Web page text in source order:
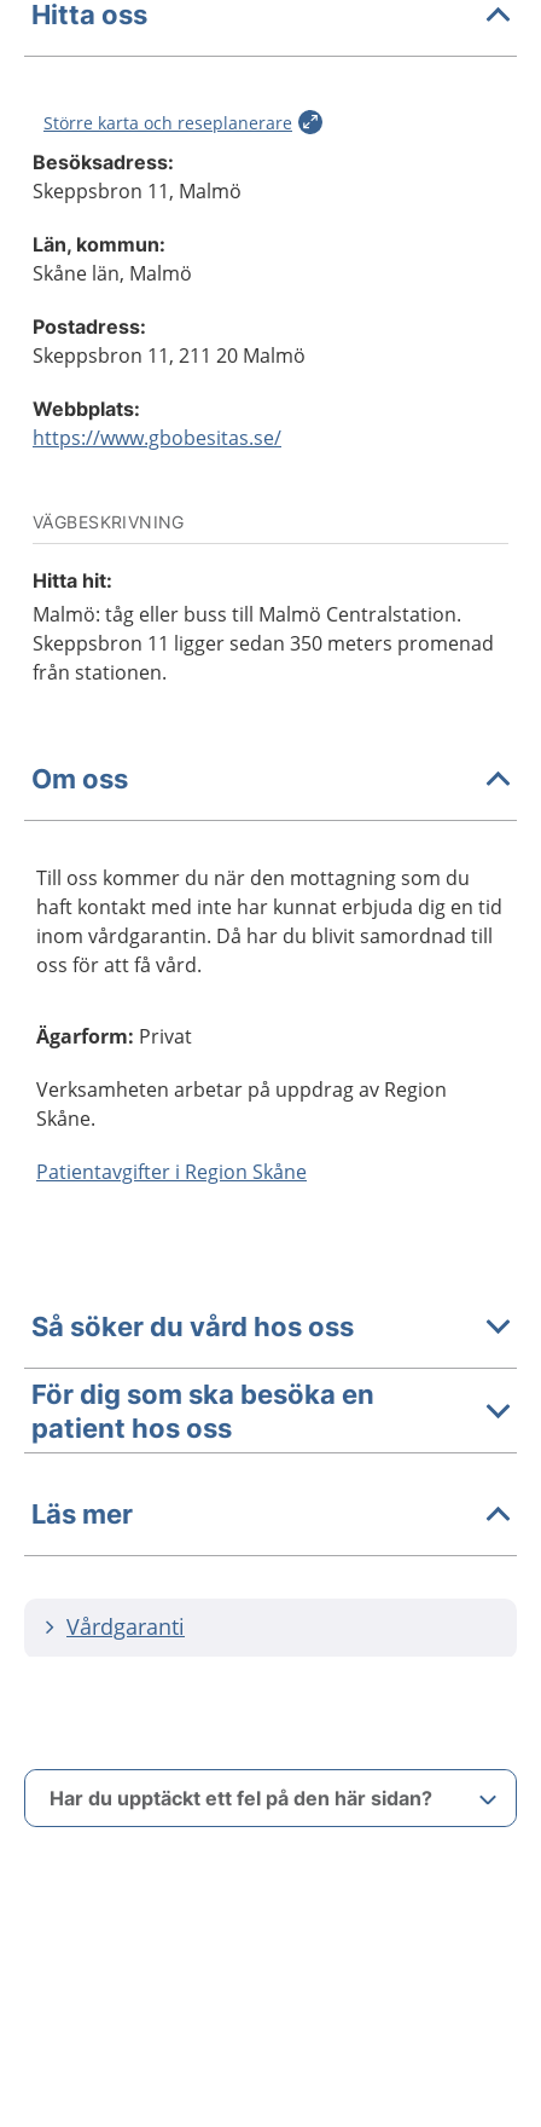
Hitta oss
Större karta och reseplanerare
Besöksadress:
Skeppsbron 11, Malmö
Län, kommun:
Skåne län, Malmö
Postadress:
Skeppsbron 11, 211 20 Malmö
Webbplats:
https://www.gbobesitas.se/
VÄGBESKRIVNING
Hitta hit:
Malmö: tåg eller buss till Malmö Centralstation.
Skeppsbron 11 ligger sedan 350 meters promenad
från stationen.
Om oss
Till oss kommer du när den mottagning som du
haft kontakt med inte har kunnat erbjuda dig en tid
inom vårdgarantin. Då har du blivit samordnad till
oss för att få vård.
Ägarform: Privat
Verksamheten arbetar på uppdrag av Region
Skåne.
Patientavgifter i Region Skåne
Så söker du vård hos oss
För dig som ska besöka en
patient hos oss
Läs mer
Vårdgaranti
Har du upptäckt ett fel på den här sidan?